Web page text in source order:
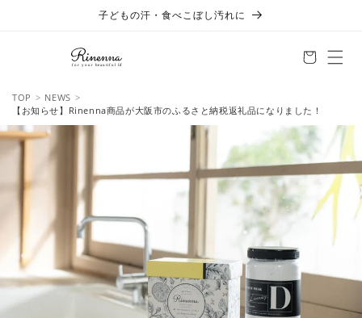
子どもの汗・食べこぼし汚れに
TOP
NEWS
【お知らせ】Rinenna商品が大阪市のふるさと納税返礼品になりました！